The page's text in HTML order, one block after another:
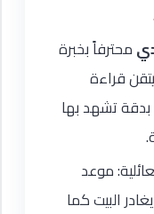
محترفاً بخبرة
قراءة
تشهد بها
موعد
البيت كما